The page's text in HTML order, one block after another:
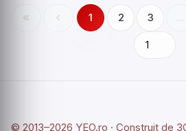
1 2 3 ...
© 2013–2026 YEO.ro · Construit de